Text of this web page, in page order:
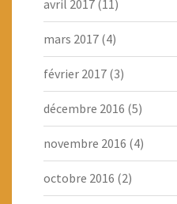
avril 2017 (11)
mars 2017 (4)
février 2017 (3)
décembre 2016 (5)
novembre 2016 (4)
octobre 2016 (2)